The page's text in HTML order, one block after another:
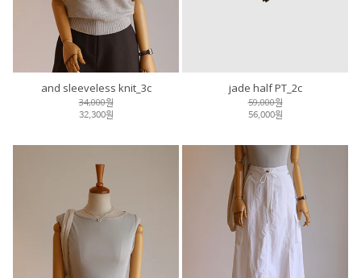
and sleeveless knit_3c
34,000원
32,300원
jade half PT_2c
59,000원
56,000원